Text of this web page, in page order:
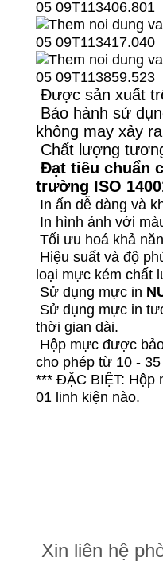
Được sản xuất
Bảo hành sử
không may xảy
Chất lượng
Đạt tiêu chuẩn
trường ISO
In ấn dễ dàng và
In hình ảnh với
Tối ưu hoá khả
Hiệu suất và độ
loại mực kém chất
Sử dụng mực in
Sử dụng mực in
thời gian dài.
Hộp mực được
cho phép từ 10 -
*** ĐẶC BIỆT: Hộp
01 linh kiện nào.
Xin liên hệ